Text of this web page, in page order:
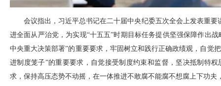
会议指出，习近平总书记在二十届中央纪委五次全会上发表重
进全面从严治党，为实现“十五五”时期目标任务提供坚强保障作出
中央重大决策部署”的重要要求，牢固树立和践行正确政绩观，自觉
进制度笼子”的重要要求，自觉接受制度约束和监督，坚决抵制特
求，保持高压态势不动摇，在一体推进不敢腐不能腐不想腐上下功